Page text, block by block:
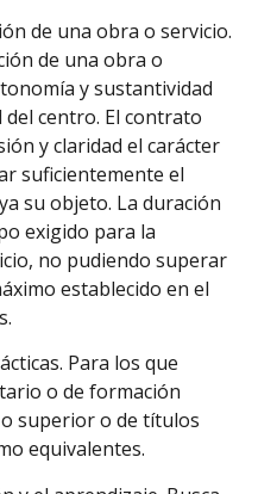
de una obra o servicio.
de una obra o
y sustantividad
centro. El contrato
y claridad el carácter
suficientemente el
su objeto. La duración
exigido para la
no pudiendo superar
establecido en el
Para los que
o de formación
superior o de títulos
equivalentes.